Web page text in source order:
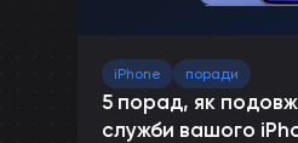
iPhone поради
5 порад, як
служби вашого